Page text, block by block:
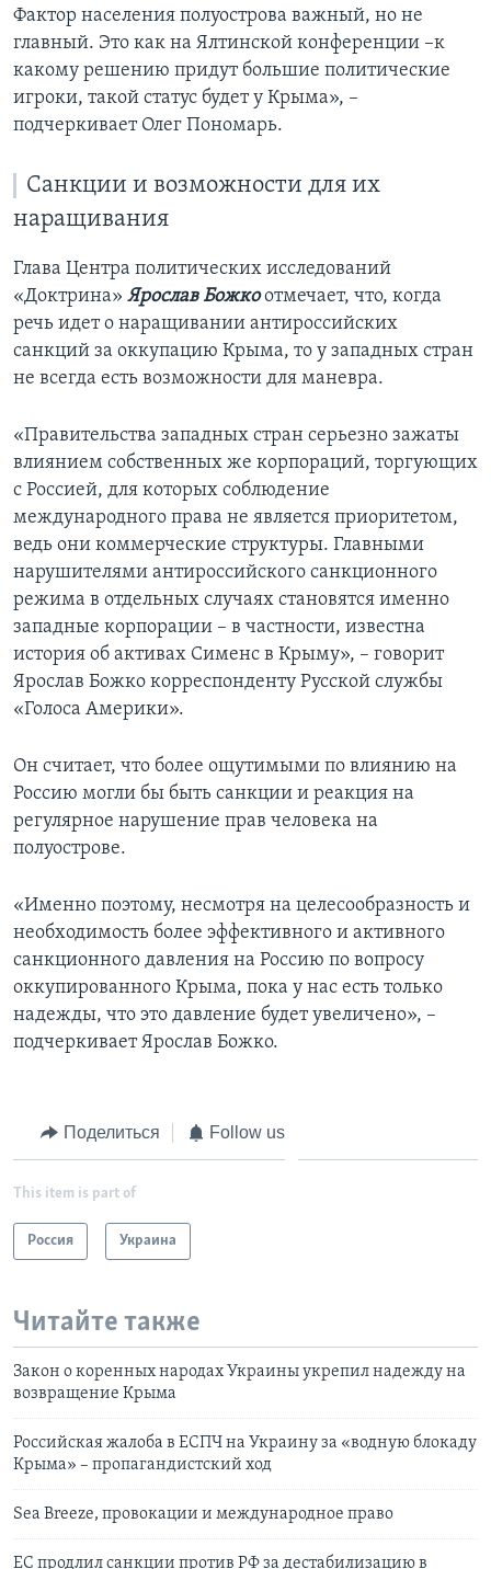
Фактор населения полуострова важный, но не
главный. Это как на Ялтинской конференции –к
какому решению придут большие политические
игроки, такой статус будет у Крыма», –
подчеркивает Олег Пономарь.
Санкции и возможности для их
наращивания
Глава Центра политических исследований
«Доктрина» Ярослав Божкоотмечает, что, когда
речь идет о наращивании антироссийских
санкций за оккупацию Крыма, то у западных стран
не всегда есть возможности для маневра.
«Правительства западных стран серьезно зажаты
влиянием собственных же корпораций, торгующих
с Россией, для которых соблюдение
международного права не является приоритетом,
ведь они коммерческие структуры. Главными
нарушителями антироссийского санкционного
режима в отдельных случаях становятся именно
западные корпорации – в частности, известна
история об активах Сименс в Крыму», – говорит
Ярослав Божко корреспонденту Русской службы
«Голоса Америки».
Он считает, что более ощутимыми по влиянию на
Россию могли бы быть санкции и реакция на
регулярное нарушение прав человека на
полуострове.
«Именно поэтому, несмотря на целесообразность и
необходимость более эффективного и активного
санкционного давления на Россию по вопросу
оккупированного Крыма, пока у нас есть только
надежды, что это давление будет увеличено», –
подчеркивает Ярослав Божко.
Поделиться Follow us
This item is part of
Россия Украина
Читайте также
Закон о коренных народах Украины укрепил надежду на
возвращение Крыма
Российская жалоба в ЕСПЧ на Украину за «водную блокаду
Крыма» – пропагандистский ход
Sea Breeze, провокации и международное право
ЕС продлил санкции против РФ за дестабилизацию в